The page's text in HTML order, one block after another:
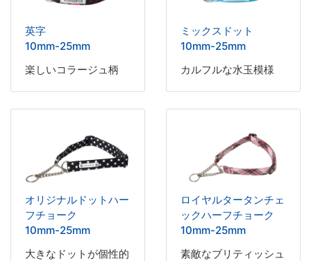
英字
10mm-25mm
楽しいコラージュ柄
ミックスドット
10mm-25mm
カルフルな水玉模様
オリジナルドットハー
フチョーク
10mm-25mm
大きなドットが個性的
ロイヤルタータンチェ
ックハーフチョーク
10mm-25mm
素敵なブリティッシュ